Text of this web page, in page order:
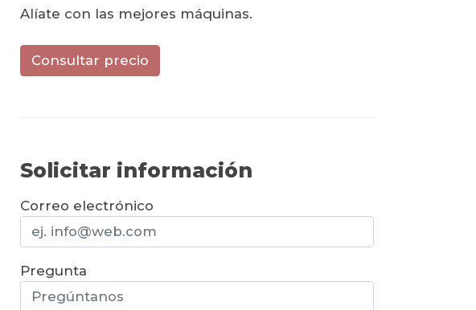
Alíate con las mejores máquinas.
Consultar precio
Solicitar información
Correo electrónico
Pregunta